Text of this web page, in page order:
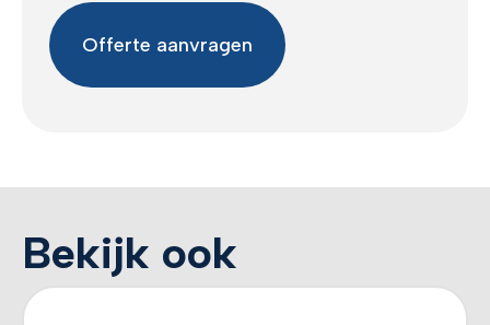
Bekijk ook